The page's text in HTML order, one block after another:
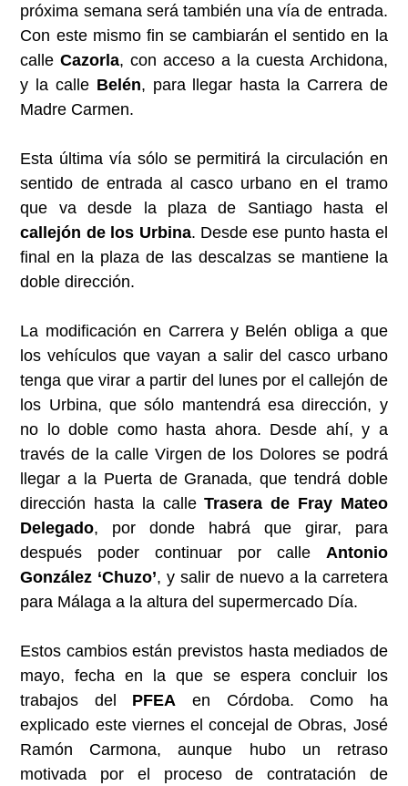
próxima semana será también una vía de entrada.
Con este mismo fin se cambiarán el sentido en la
calleCazorla, con acceso a la cuesta Archidona,
y la calle Belén, para llegar hasta la Carrera de
Madre Carmen.
Esta última vía sólo se permitirá la circulación en
sentido de entrada al casco urbano en el tramo
que va desde la plaza de Santiago hasta el
callejón de los Urbina. Desde ese punto hasta el
final en la plaza de las descalzas se mantiene la
doble dirección.
La modificación en Carrera y Belén obliga a que
los vehículos que vayan a salir del casco urbano
tenga que virar a partir del lunes por el callejón de
los Urbina, que sólo mantendrá esa dirección, y
no lo doble como hasta ahora. Desde ahí, y a
través de la calle Virgen de los Dolores se podrá
llegar a la Puerta de Granada, que tendrá doble
dirección hasta la calleTrasera de Fray Mateo
Delegado, por donde habrá que girar, para
después poder continuar por calle Antonio
González ‘Chuzo’, y salir de nuevo a la carretera
para Málaga a la altura del supermercado Día.
Estos cambios están previstos hasta mediados de
mayo, fecha en la que se espera concluir los
trabajos del PFEA en Córdoba. Como ha
explicado este viernes el concejal de Obras, José
Ramón Carmona, aunque hubo un retraso
motivada por el proceso de contratación de